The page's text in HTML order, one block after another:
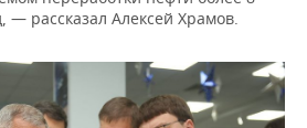
— рассказал Алексей Храмов.